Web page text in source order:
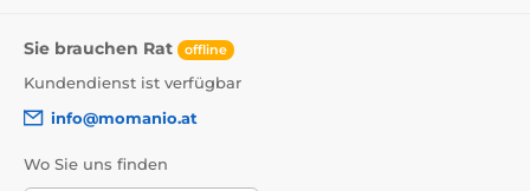
Sie brauchen Rat offline
Kundendienst ist verfügbar
info@momanio.at
Wo Sie uns finden